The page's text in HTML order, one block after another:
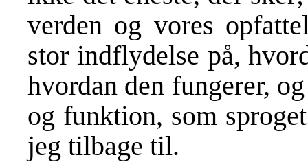
verden og vores
stor indflydelse på,
hvordan den fungerer,
og funktion, som
jeg tilbage til.